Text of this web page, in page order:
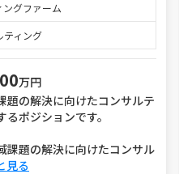
ングファーム
ティング
万円
題の解決に向けたコンサルテ
ポジションです。
課題の解決に向けたコンサル
見る